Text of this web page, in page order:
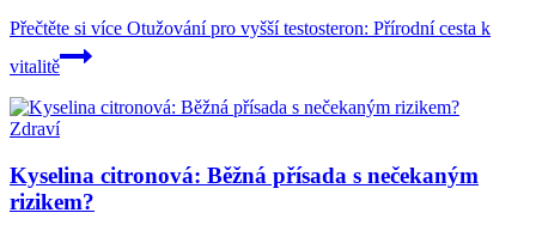
Přečtěte si více Otužování pro vyšší testosteron: Přírodní cesta k
vitalitě
Zdraví
Kyselina citronová: Běžná přísada s nečekaným
rizikem?